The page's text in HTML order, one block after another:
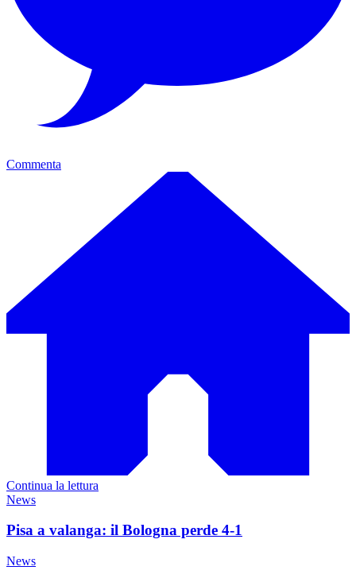
Commenta
Continua la lettura
News
Pisa a valanga: il Bologna perde 4-1
News